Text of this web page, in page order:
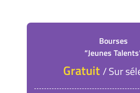
Bourses
“Jeunes
Gratuit/ Sur